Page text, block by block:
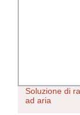
Soluzione di
ad aria